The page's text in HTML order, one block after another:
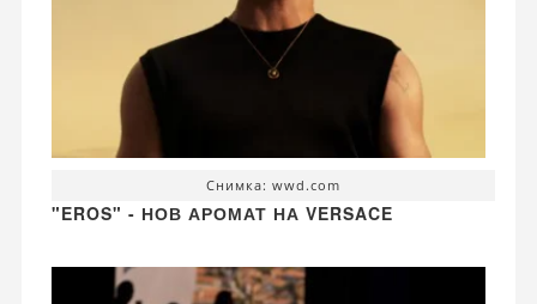
Снимка: wwd.com
"EROS" - НОВ АРОМАТ НА VERSACE